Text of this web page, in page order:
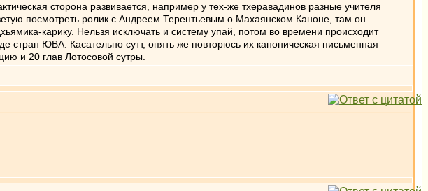
сторона развивается, например у тех-же тхеравадинов разные учителя
посмотреть ролик с Андреем Терентьевым о Махаянском Каноне, там он
карику. Нельзя исключать и систему упай, потом во времени происходит
стран ЮВА. Касательно сутт, опять же повторюсь их каноническая письменная
и 20 глав Лотосовой сутры.